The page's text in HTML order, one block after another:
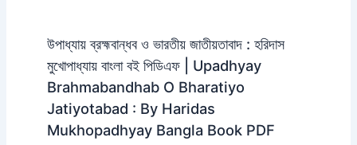
উপাধ্যায় ব্রহ্মবান্ধব ও ভারতীয় জাতীয়তাবাদ : হরিদাস
মুখোপাধ্যায় বাংলা বই পিডিএফ | Upadhyay
Brahmabandhab O Bharatiyo
Jatiyotabad : By Haridas
Mukhopadhyay Bangla Book PDF